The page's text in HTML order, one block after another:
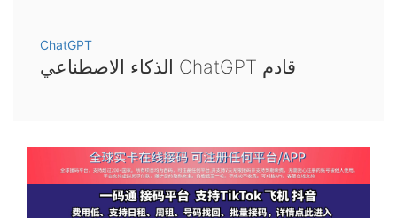
ChatGPT
الذكاء الاصطناعي ChatGPT قادم